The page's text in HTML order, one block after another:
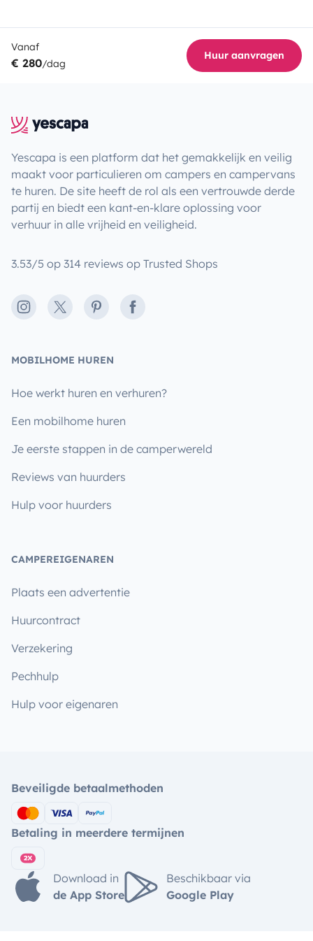
Vanaf
€ 280/dag
Huur aanvragen
Yescapa is een platform dat het gemakkelijk en veilig
maakt voor particulieren om campers en campervans
te huren. De site heeft de rol als een vertrouwde derde
partij en biedt een kant-en-klare oplossing voor
verhuur in alle vrijheid en veiligheid.
3.53/5 op 314 reviews op Trusted Shops
Instagram
X PinterestFacebook
MOBILHOME HUREN
Hoe werkt huren en verhuren?
Een mobilhome huren
Je eerste stappen in de camperwereld
Reviews van huurders
Hulp voor huurders
CAMPEREIGENAREN
Plaats een advertentie
Huurcontract
Verzekering
Pechhulp
Hulp voor eigenaren
Beveiligde betaalmethoden
Betaling in meerdere termijnen
Download in
de App Store
Beschikbaar via
Google Play